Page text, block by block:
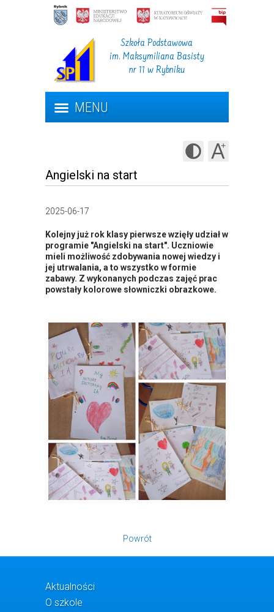
Szkoła Podstawowa
im. Maksymiliana Basisty
nr 11 w Rybniku
MENU
Angielski na start
2025-06-17
Kolejny już rok klasy pierwsze wzięły udział w
programie "Angielski na start". Uczniowie
mieli możliwość zdobywania nowej wiedzy i
jej utrwalania, a to wszystko w formie
zabawy. Z wykonanych podczas zajęć prac
powstały kolorowe słowniczki obrazkowe.
Powrót
Aktualności
O szkole